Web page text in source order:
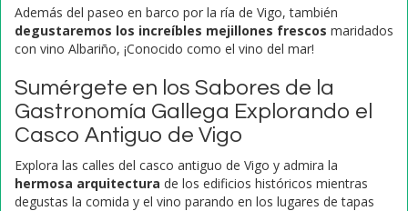
Además del paseo en barco por la ría de Vigo, también
degustaremos los increíbles mejillones frescos maridados
con vino Albariño, ¡Conocido como el vino del mar!
Sumérgete en los Sabores de la
Gastronomía Gallega Explorando el
Casco Antiguo de Vigo
Explora las calles del casco antiguo de Vigo y admira la
hermosa arquitectura de los edificios históricos mientras
degustas la comida y el vino parando en los lugares de tapas